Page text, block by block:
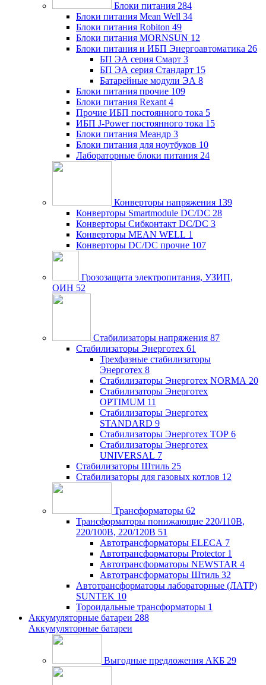
Блоки питания 284
Блоки питания Mean Well 34
Блоки питания Robiton 49
Блоки питания MORNSUN 12
Блоки питания и ИБП Энергоавтоматика 26
БП ЭА серия Смарт 3
БП ЭА серия Стандарт 15
Батарейные модули ЭА 8
Блоки питания прочие 109
Блоки питания Rexant 4
Прочие ИБП постоянного тока 5
ИБП J-Power постоянного тока 15
Блоки питания Меандр 3
Блоки питания для ноутбуков 10
Лабораторные блоки питания 24
Конверторы напряжения 139
Конверторы Smartmodule DC/DC 28
Конверторы Сибконтакт DC/DC 3
Конверторы MEAN WELL 1
Конверторы DC/DC прочие 107
Грозозащита электропитания, УЗИП,
ОИН 52
Стабилизаторы напряжения 87
Стабилизаторы Энерготех 61
Трехфазные стабилизаторы
Энерготех 8
Стабилизаторы Энерготех NORMA 20
Стабилизаторы Энерготех
OPTIMUM 11
Стабилизаторы Энерготех
STANDARD 9
Стабилизаторы Энерготех TOP 6
Стабилизаторы Энерготех
UNIVERSAL 7
Стабилизаторы Штиль 25
Стабилизаторы для газовых котлов 12
Трансформаторы 62
Трансформаторы понижающие 220/110В,
220/100В, 220/120В 51
Автотрансформаторы ELECA 7
Автотрансформаторы Protector 1
Автотрансформаторы NEWSTAR 4
Автотрансформаторы Штиль 32
Автотрансформаторы лабораторные (ЛАТР)
SUNTEK 10
Тороидальные трансформаторы 1
Аккумуляторные батареи 288
Аккумуляторные батареи
Выгодные предложения АКБ 29